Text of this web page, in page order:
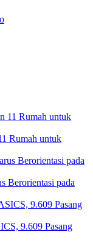
Rumah untuk
Berorientasi pada
9.609 Pasang